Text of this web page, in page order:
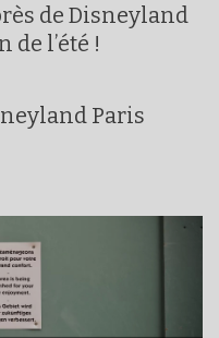
de Disneyland
de l’été !
Paris